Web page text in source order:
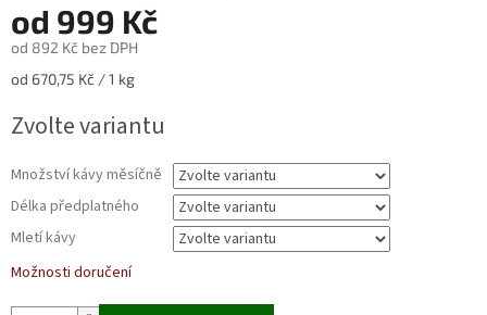
od 999 Kč
od 892 Kč bez DPH
Měrná
od 670,75 Kč / 1 kg
Zvolte variantu
Množství kávy měsíčně
Délka předplatného
Mletí kávy
Možnosti doručení